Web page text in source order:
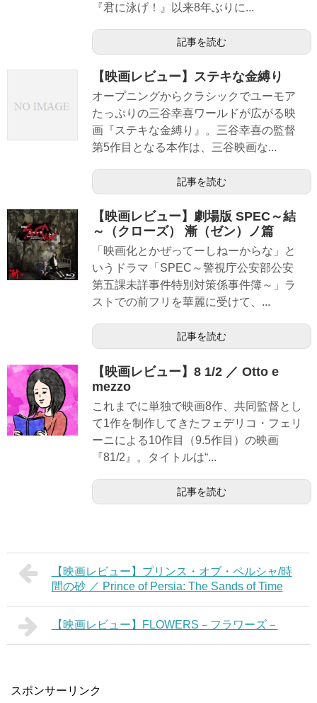
『君に泳げ！』以来8年ぶりに...
記事を読む
【映画レビュー】ステキな金縛り
オープニングからクラシックでユーモア
たっぷりの三谷幸喜ワールドが広がる映
画『ステキな金縛り』。三谷幸喜の監督
第5作目となる本作は、三谷映画な...
記事を読む
【映画レビュー】劇場版 SPEC～結
～（クローズ） 漸（ゼン）ノ篇
「映画化とかぜってーしねーからな」と
いうドラマ「SPEC～警視庁公安部公安
第五課未詳事件特別対策係事件簿～」ラ
ストでの前フリを華麗に受けて、...
記事を読む
【映画レビュー】8 1/2 ／ Otto e
mezzo
これまでに単独で映画8作、共同監督とし
て1作を制作してきたフェデリコ・フェリ
ーニによる10作目（9.5作目）の映画
『81/2』。タイトルは“...
記事を読む
【映画レビュー】プリンス・オブ・ペルシャ/時
間の砂 ／ Prince of Persia: The Sands of Time
【映画レビュー】FLOWERS－フラワーズ－
スポンサーリンク